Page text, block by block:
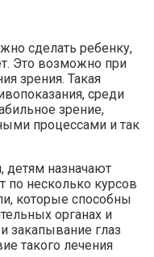
сделать ребенку,
Это возможно при
зрения. Такая
среди
зрение,
процессами и так
детям назначают
по несколько курсов
которые способны
органах и
закапывание глаз
такого лечения